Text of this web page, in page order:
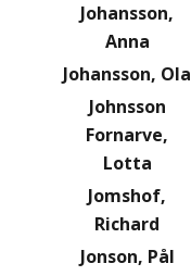
Johansson,
Anna
Johansson, Ola
Johnsson
Fornarve,
Lotta
Jomshof,
Richard
Jonson, Pål